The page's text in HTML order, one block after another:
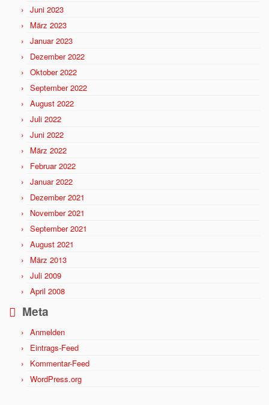
Juni 2023
März 2023
Januar 2023
Dezember 2022
Oktober 2022
September 2022
August 2022
Juli 2022
Juni 2022
März 2022
Februar 2022
Januar 2022
Dezember 2021
November 2021
September 2021
August 2021
März 2013
Juli 2009
April 2008
Meta
Anmelden
Eintrags-Feed
Kommentar-Feed
WordPress.org